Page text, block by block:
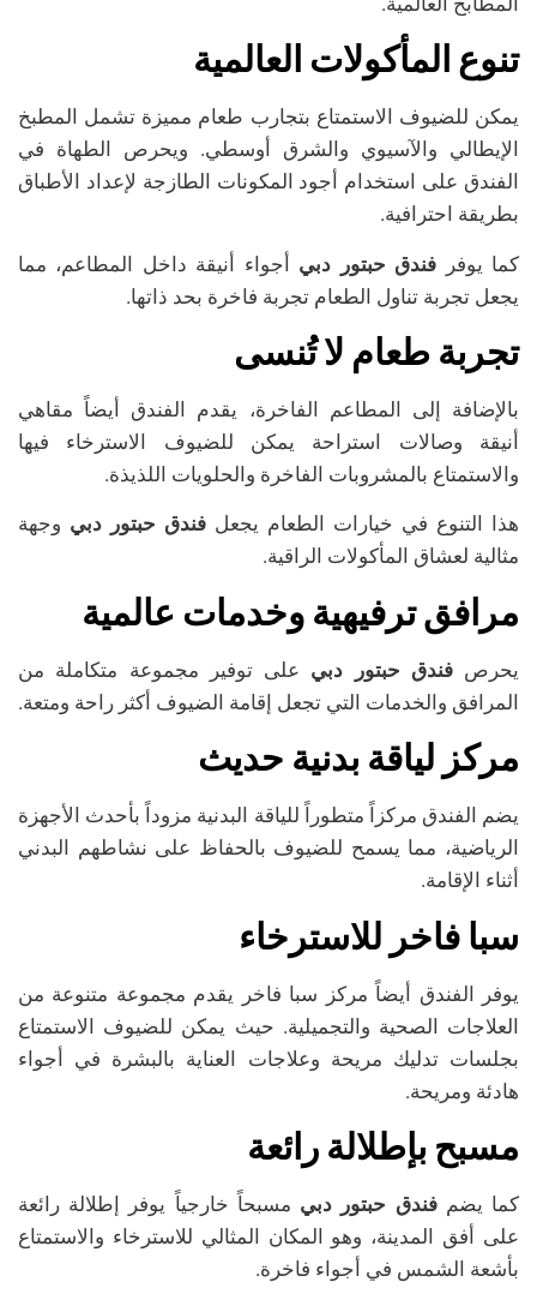
تنوع المأكولات العالمية
يمكن للضيوف الاستمتاع بتجارب طعام مميزة تشمل المطبخ
الإيطالي والآسيوي والشرق أوسطي. ويحرص الطهاة في
الفندق على استخدام أجود المكونات الطازجة لإعداد الأطباق
بطريقة احترافية.
كما يوفر فندق حبتور دبي أجواء أنيقة داخل المطاعم، مما
يجعل تجربة تناول الطعام تجربة فاخرة بحد ذاتها.
تجربة طعام لا تُنسى
بالإضافة إلى المطاعم الفاخرة، يقدم الفندق أيضاً مقاهي
أنيقة وصالات استراحة يمكن للضيوف الاسترخاء فيها
والاستمتاع بالمشروبات الفاخرة والحلويات اللذيذة.
هذا التنوع في خيارات الطعام يجعل فندق حبتور دبي وجهة
مثالية لعشاق المأكولات الراقية.
مرافق ترفيهية وخدمات عالمية
يحرصفندق حبتور دبي على توفير مجموعة متكاملة من
المرافق والخدمات التي تجعل إقامة الضيوف أكثر راحة ومتعة.
مركز لياقة بدنية حديث
يضم الفندق مركزاً متطوراً للياقة البدنية مزوداً بأحدث الأجهزة
الرياضية، مما يسمح للضيوف بالحفاظ على نشاطهم البدني
أثناء الإقامة.
سبا فاخر للاسترخاء
يوفر الفندق أيضاً مركز سبا فاخر يقدم مجموعة متنوعة من
العلاجات الصحية والتجميلية. حيث يمكن للضيوف الاستمتاع
بجلسات تدليك مريحة وعلاجات العناية بالبشرة في أجواء
هادئة ومريحة.
مسبح بإطلالة رائعة
كما يضمفندق حبتور دبي مسبحاً خارجياً يوفر إطلالة رائعة
على أفق المدينة، وهو المكان المثالي للاسترخاء والاستمتاع
بأشعة الشمس في أجواء فاخرة.